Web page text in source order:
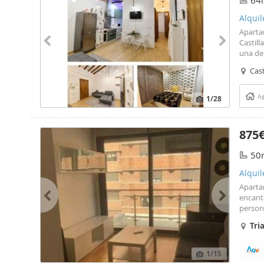
1/28
una
y
1/15